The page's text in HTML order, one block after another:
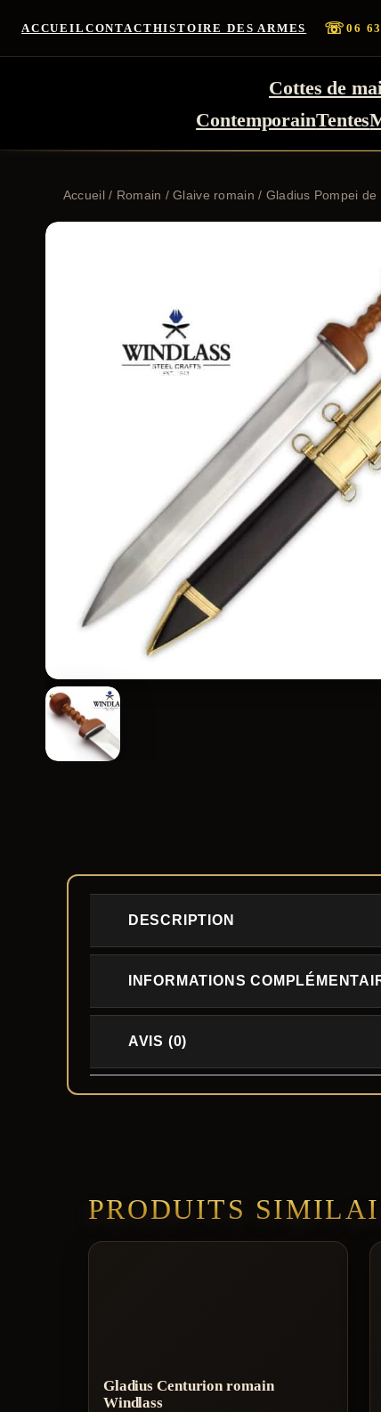
ACCUEIL CONTACTHISTOIRE DES ARMES ☏06
Cottes de
ContemporainTentes
Accueil/ Romain /Glaive romain / Gladius Pompei
DESCRIPTION
INFORMATIONS
AVIS (0)
PRODUITS
Gladius Centurion romain
Windlass